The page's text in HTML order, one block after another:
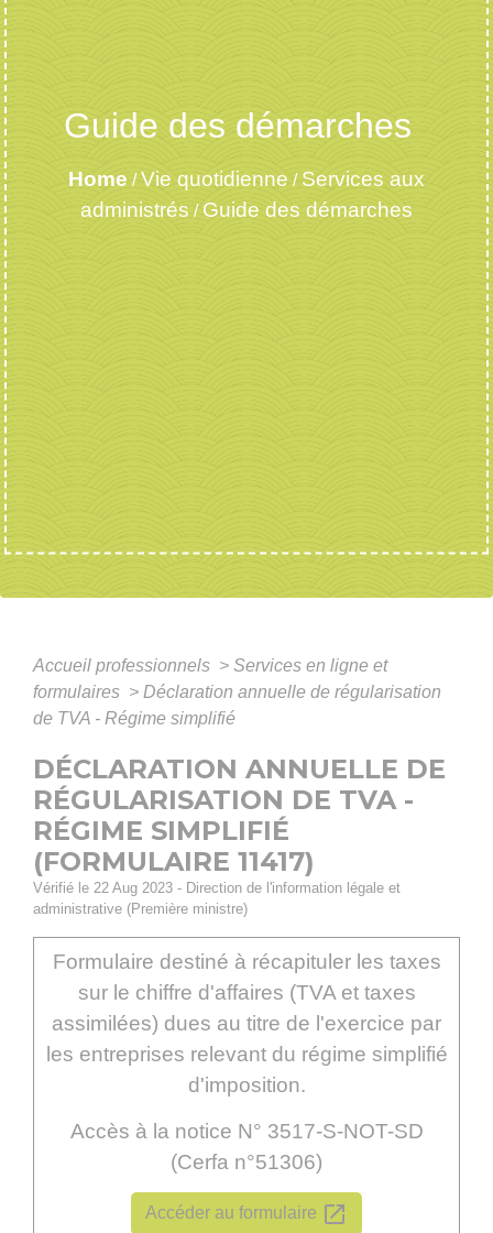
Guide des démarches
Home /Vie quotidienne / Services aux
administrés / Guide des démarches
Accueil professionnels > Services en ligne et
formulaires > Déclaration annuelle de régularisation
de TVA - Régime simplifié
DÉCLARATION ANNUELLE DE
RÉGULARISATION DE TVA -
RÉGIME SIMPLIFIÉ
(FORMULAIRE 11417)
Vérifié le 22 Aug 2023 - Direction de l'information légale et
administrative (Première ministre)
Formulaire destiné à récapituler les taxes
sur le chiffre d'affaires (TVA et taxes
assimilées) dues au titre de l'exercice par
les entreprises relevant du régime simplifié
d'imposition.
Accès à la notice N° 3517-S-NOT-SD
(Cerfa n°51306)
Accéder au formulaire open_in_new